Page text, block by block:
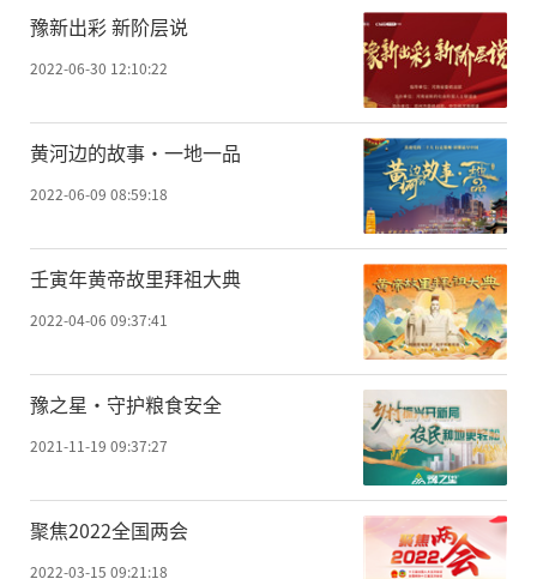
豫新出彩 新阶层说
2022-06-30 12:10:22
黄河边的故事·一地一品
2022-06-09 08:59:18
壬寅年黄帝故里拜祖大典
2022-04-06 09:37:41
豫之星·守护粮食安全
2021-11-19 09:37:27
聚焦2022全国两会
2022-03-15 09:21:18